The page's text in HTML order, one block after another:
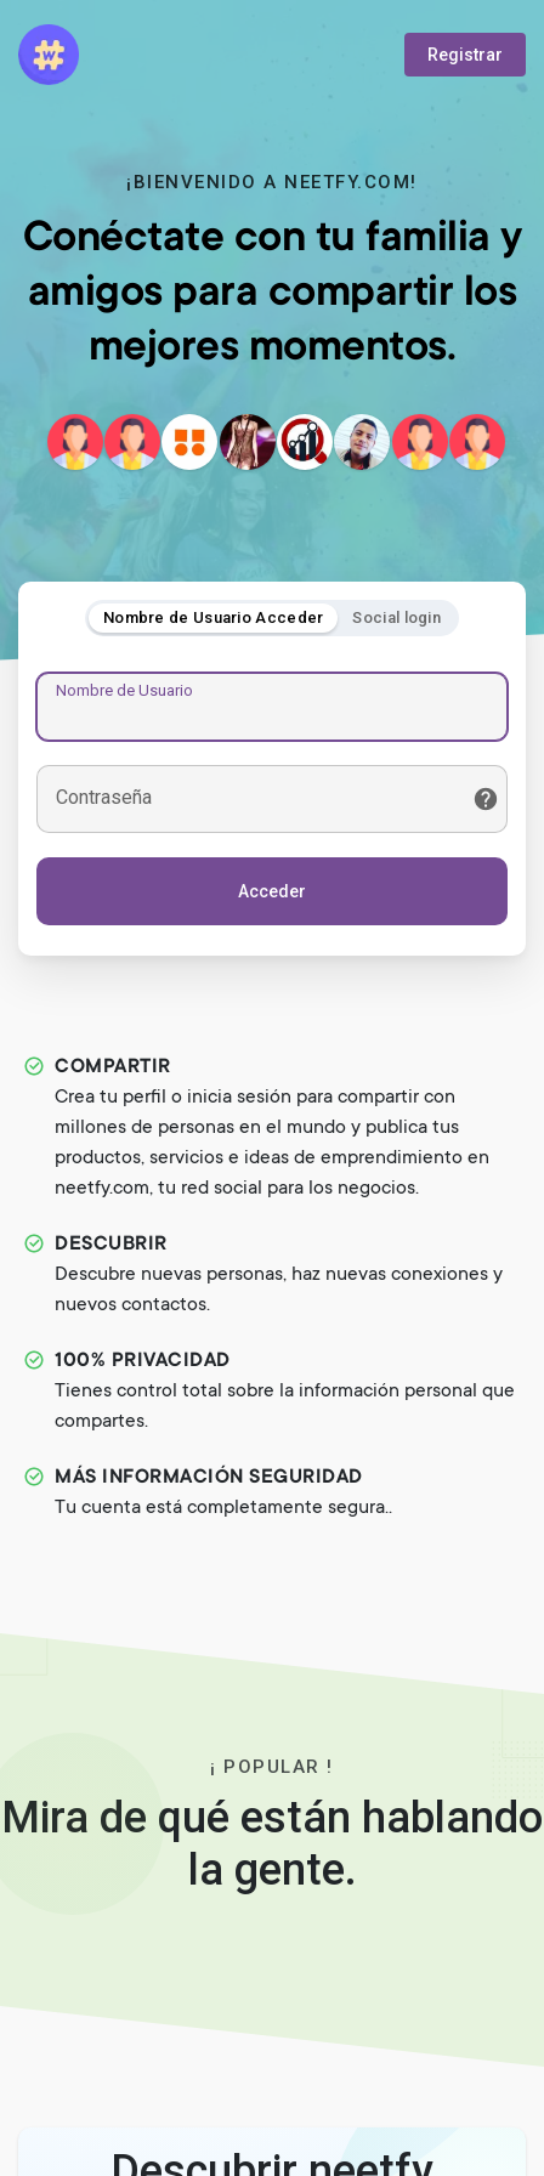
Registrar
¡BIENVENIDO A NEETFY.COM!
Conéctate con tu familia y
amigos para compartir los
mejores momentos.
Nombre de Usuario Acceder Social login
Nombre de Usuario
Contraseña
Acceder
COMPARTIR
Crea tu perfil o inicia sesión para compartir con
millones de personas en el mundo y publica tus
productos, servicios e ideas de emprendimiento en
neetfy.com, tu red social para los negocios.
DESCUBRIR
Descubre nuevas personas, haz nuevas conexiones y
nuevos contactos.
100% PRIVACIDAD
Tienes control total sobre la información personal que
compartes.
MÁS INFORMACIÓN SEGURIDAD
Tu cuenta está completamente segura..
¡ POPULAR !
Mira de qué están hablando
la gente.